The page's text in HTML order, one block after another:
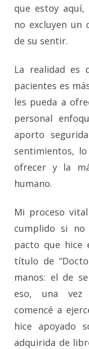
que estoy aquí,
no excluyen un
de su sentir.
La realidad es
pacientes es
les pueda a
personal
aporto
sentimientos,
ofrecer y la
humano.
Mi proceso
cumplido si no
pacto que hice
título de
manos: el de
eso, una vez
comencé a
hice apoyado
adquirida de